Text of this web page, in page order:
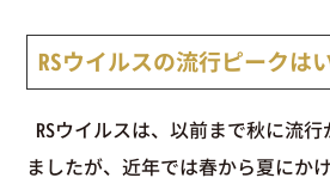
RSウイルスの流行ピークは
RSウイルスは、以前まで秋に流
ましたが、近年では春から夏にか